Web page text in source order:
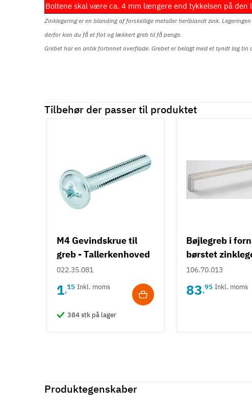
Boltene skal være ca. 4 mm længere end tykkelsen på den
Zinklegering er en blanding af forskellige metaller heriblandt zink.
derfor kan du få et flot og lækkert greb til få penge.
Grebet har en antik fortinnet overflade. Grebet er belagt med et tyndt lag
Tilbehør der passer til produktet
M4 Gevindskrue til
greb - Tallerkenhoved
- Krydskærv
022.35.081
1,15 Inkl. moms
384 stk på lager
Bøjlegreb i
børstet
model Häfele
106.70.013
83,95 Inkl. moms
Produktegenskaber